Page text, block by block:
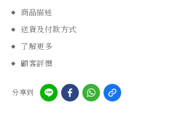
商品描述
送貨及付款方式
了解更多
顧客評價
分享到